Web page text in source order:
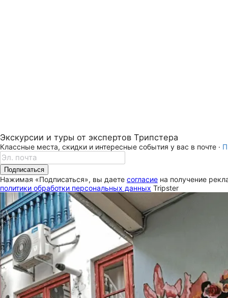
Экскурсии и туры от экспертов Трипстера
Классные места, скидки и интересные события у вас в почте ·
Подписаться
Нажимая «Подписаться», вы даете согласие на получение
политики обработки персональных данных Tripster